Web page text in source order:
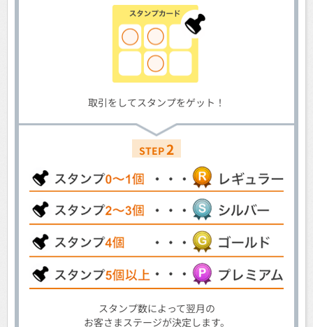
取引をしてスタンプをゲット！
STEP2
スタンプ数によって翌月の
お客さまステージが決定します。